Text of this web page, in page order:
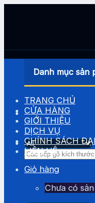
Tìm
kiếm:
Danh mục sản
TRANG CHỦ
CỬA HÀNG
GIỚI THIỆU
DỊCH VỤ
CHÍNH SÁCH
LIÊN HỆ
Giỏ hàng
Chưa có